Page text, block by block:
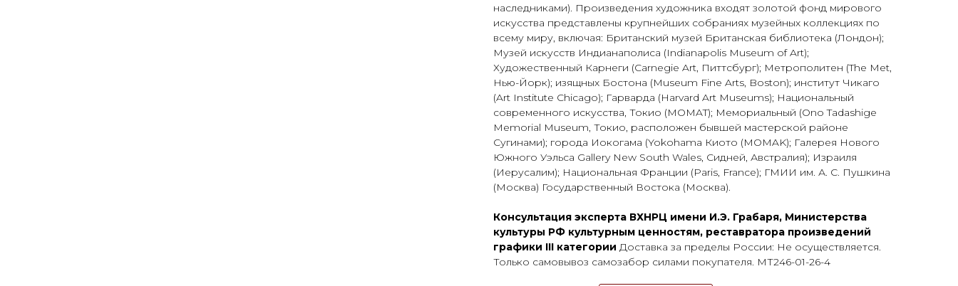
наследниками). Произведения художника входят золотой фонд мирового
искусства представлены крупнейших собраниях музейных коллекциях по
всему миру, включая: Британский музей Британская библиотека (Лондон);
Музей искусств Индианаполиса (Indianapolis Museum of Art);
Художественный Карнеги (Carnegie Art, Питтсбург); Метрополитен (The Met,
Нью-Йорк); изящных Бостона (Museum Fine Arts, Boston); институт Чикаго
(Art Institute Chicago); Гарварда (Harvard Art Museums); Национальный
современного искусства, Токио (MOMAT); Мемориальный (Ono Tadashige
Memorial Museum, Токио, расположен бывшей мастерской районе
Сугинами); города Иокогама (Yokohama Киото (MOMAK); Галерея Нового
Южного Уэльса Gallery New South Wales, Сидней, Австралия); Израиля
(Иерусалим); Национальная Франции (Paris, France); ГМИИ им. А. С. Пушкина
(Москва) Государственный Востока (Москва).
Консультация эксперта ВХНРЦ имени И.Э. Грабаря, Министерства
культуры РФ культурным ценностям, реставратора произведений
графики III категории Доставка за пределы России: Не осуществляется.
Только самовывоз самозабор силами покупателя. МТ246-01-26-4